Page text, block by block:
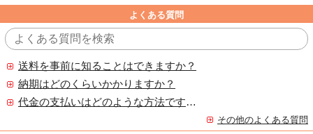
よくある質問
送料を事前に知ることはできますか？
納期はどのくらいかかりますか？
代金の支払いはどのような方法ですか？
その他のよくある質問